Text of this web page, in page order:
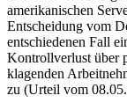
amerikanischen
Entscheidung vom
entschiedenen Fall
Kontrollverlust über
klagenden
zu (Urteil vom